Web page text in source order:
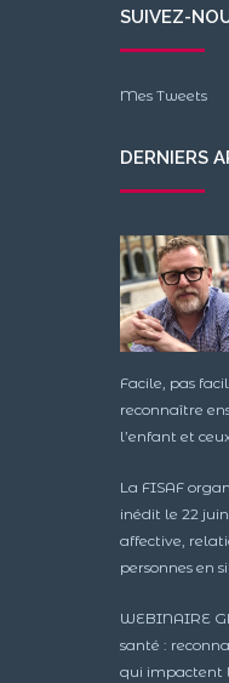
SUIVEZ-
Mes Tweets
DERNIERS
Facile, pas
reconnaître
l’enfant et
La FISAF
inédit le 22
affective,
personnes en
WEBINAIRE
santé :
qui impactent